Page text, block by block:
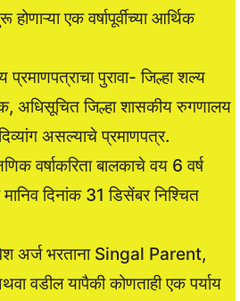
एक वर्षापूर्वीच्या आर्थिक
प्रमाणपत्राचा पुरावा- जिल्हा शल्य
अधिसूचित जिल्हा शासकीय रुगणालय
असल्याचे प्रमाणपत्र.
वर्षाकरिता बालकाचे वय 6 वर्ष
दिनांक 31 डिसेंबर निश्चित
अर्ज भरताना Singal Parent,
वडील यापैकी कोणताही एक पर्याय